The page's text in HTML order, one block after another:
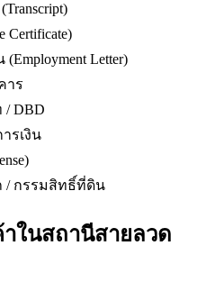
Letter)
าร
DBD
รเงิน
/ กรรมสิทธิ์ที่ดิน
ในสถานีสายลวด